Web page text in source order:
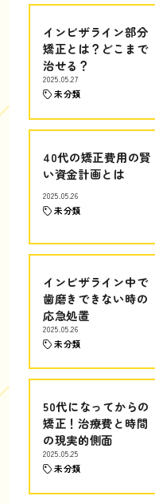
インビザライン部分
矯正とは？どこまで
治せる？
2025.05.27
未分類
40代の矯正費用の賢
い資金計画とは
2025.05.26
未分類
インビザライン中で
歯磨きできない時の
応急処置
2025.05.26
未分類
50代になってからの
矯正！治療費と時間
の現実的側面
2025.05.25
未分類